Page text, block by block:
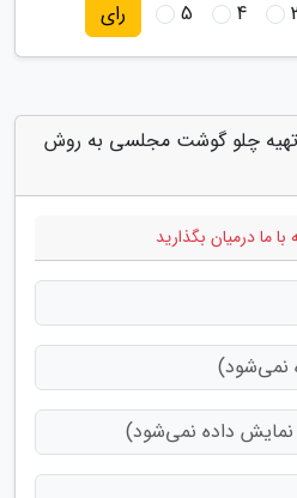
4
5 رای
تهیه چلو گوشت مجلسی به روش
ما درمیان بگذارید